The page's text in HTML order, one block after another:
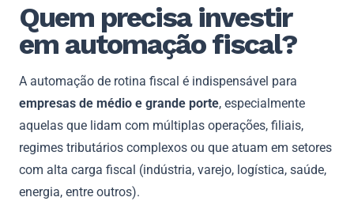
Quem precisa investir
em automação fiscal?
A automação de rotina fiscal é indispensável para
empresas de médio e grande porte, especialmente
aquelas que lidam com múltiplas operações, filiais,
regimes tributários complexos ou que atuam em setores
com alta carga fiscal (indústria, varejo, logística, saúde,
energia, entre outros).